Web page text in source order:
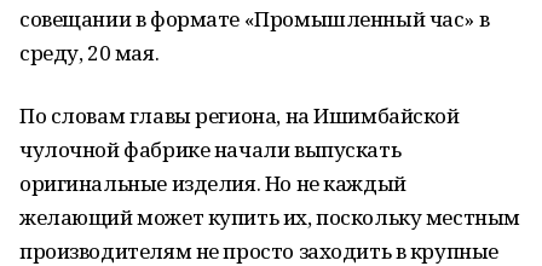
совещании в формате «Промышленный час» в
среду, 20 мая.
По словам главы региона, на Ишимбайской
чулочной фабрике начали выпускать
оригинальные изделия. Но не каждый
желающий может купить их, поскольку местным
производителям не просто заходить в крупные